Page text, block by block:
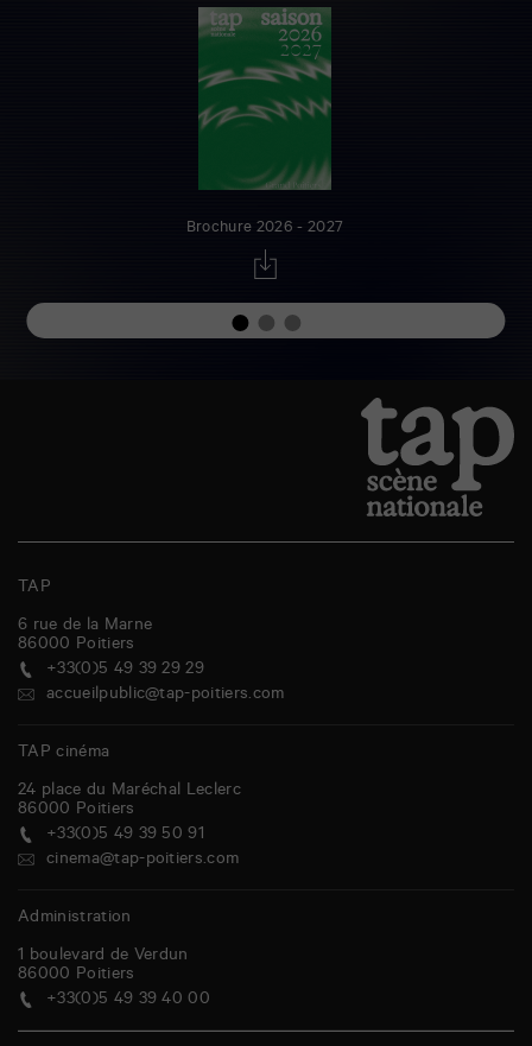
Brochure 2026 - 2027
TAP
6 rue de la Marne
86000 Poitiers
+33(0)5 49 39 29 29
accueilpublic@tap-poitiers.com
TAP cinéma
24 place du Maréchal Leclerc
86000 Poitiers
+33(0)5 49 39 50 91
cinema@tap-poitiers.com
Administration
1 boulevard de Verdun
86000 Poitiers
+33(0)5 49 39 40 00